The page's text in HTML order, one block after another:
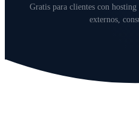
Gratis para clientes con
externos,